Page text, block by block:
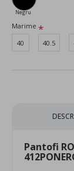
Negru
Marime
40
40.5
Pantofi